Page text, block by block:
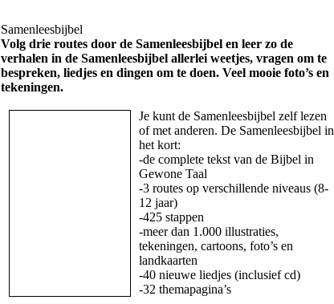
Samenleesbijbel
Volg drie routes door de Samenleesbijbel en leer zo de
verhalen in de Samenleesbijbel allerlei weetjes, vragen om te
bespreken, liedjes en dingen om te doen. Veel mooie foto’s en
tekeningen.
Je kunt de Samenleesbijbel zelf lezen
of met anderen. De Samenleesbijbel in
het kort:
-de complete tekst van de Bijbel in
Gewone Taal
-3 routes op verschillende niveaus (8-
12 jaar)
-425 stappen
-meer dan 1.000 illustraties,
tekeningen, cartoons, foto’s en
landkaarten
-40 nieuwe liedjes (inclusief cd)
-32 themapagina’s